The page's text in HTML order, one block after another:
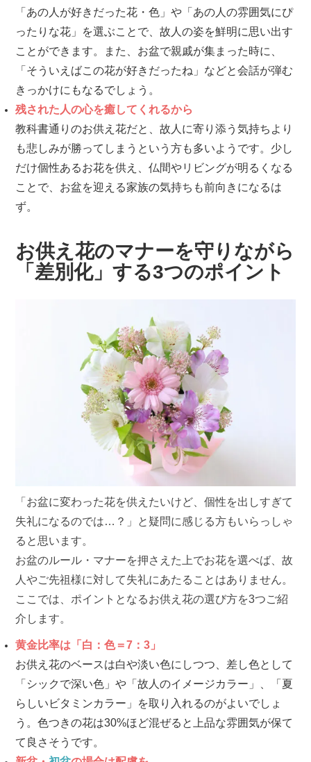
「あの人が好きだった花・色」や「あの人の雰囲気にぴ
ったりな花」を選ぶことで、故人の姿を鮮明に思い出す
ことができます。また、お盆で親戚が集まった時に、
「そういえばこの花が好きだったね」などと会話が弾む
きっかけにもなるでしょう。
残された人の心を癒してくれるから
教科書通りのお供え花だと、故人に寄り添う気持ちより
も悲しみが勝ってしまうという方も多いようです。少し
だけ個性あるお花を供え、仏間やリビングが明るくなる
ことで、お盆を迎える家族の気持ちも前向きになるは
ず。
お供え花のマナーを守りながら
「差別化」する3つのポイント
「お盆に変わった花を供えたいけど、個性を出しすぎて
失礼になるのでは…？」と疑問に感じる方もいらっしゃ
ると思います。
お盆のルール・マナーを押さえた上でお花を選べば、故
人やご先祖様に対して失礼にあたることはありません。
ここでは、ポイントとなるお供え花の選び方を3つご紹
介します。
黄金比率は「白：色＝7：3」
お供え花のベースは白や淡い色にしつつ、差し色として
「シックで深い色」や「故人のイメージカラー」、「夏
らしいビタミンカラー」を取り入れるのがよいでしょ
う。色つきの花は30%ほど混ぜると上品な雰囲気が保て
て良さそうです。